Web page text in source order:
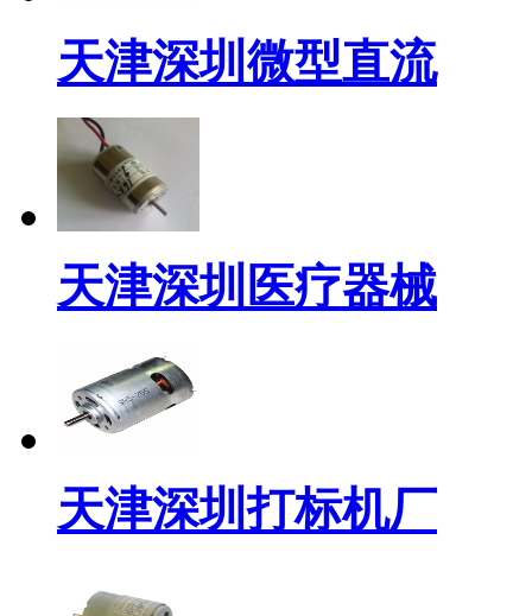
天津深圳微型直流
天津深圳医疗器械
天津深圳打标机厂